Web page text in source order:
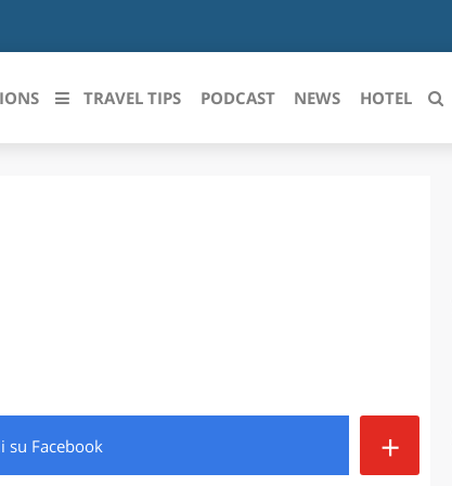
ROMAGNA PIEMONTE
TRAVEL TIPS PODCAST NEWS HOTEL
su Facebook +